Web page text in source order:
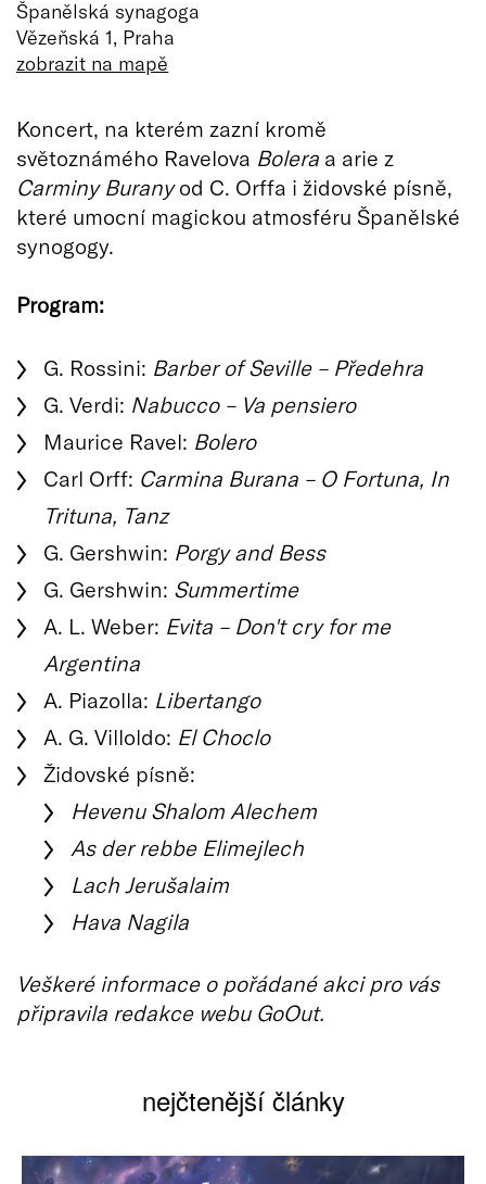
Španělská synagoga
Vězeňská 1, Praha
zobrazit na mapě
Koncert, na kterém zazní kromě
světoznámého Ravelova Bolera a arie z
Carminy Buranyod C. Orffa i židovské písně,
které umocní magickou atmosféru Španělské
synogogy.
Program:
G. Rossini: Barber of Seville – Předehra
G. Verdi: Nabucco – Va pensiero
Maurice Ravel: Bolero
Carl Orff: Carmina Burana – O Fortuna, In
Trituna, Tanz
G. Gershwin: Porgy and Bess
G. Gershwin: Summertime
A. L. Weber: Evita – Don't cry for me
Argentina
A. Piazolla: Libertango
A. G. Villoldo: El Choclo
Židovské písně:
Hevenu Shalom Alechem
As der rebbe Elimejlech
Lach Jerušalaim
Hava Nagila
Veškeré informace o pořádané akci pro vás
připravila redakce webu GoOut.
nejčtenější články